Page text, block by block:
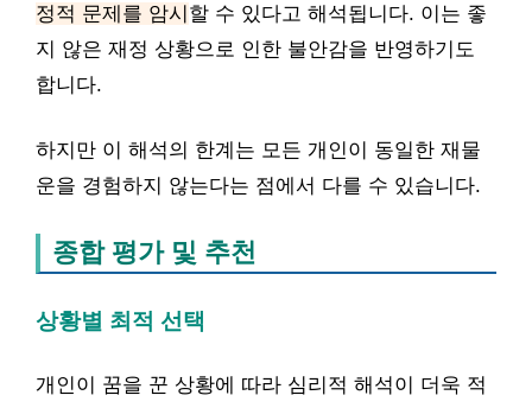
정적 문제를 암시 할 수 있다고 해석됩니다. 이는 좋
지 않은 재정 상황으로 인한 불안감을 반영하기도
합니다.
하지만 이 해석의 한계는 모든 개인이 동일한 재물
운을 경험하지 않는다는 점에서 다를 수 있습니다.
종합 평가 및 추천
상황별 최적 선택
개인이 꿈을 꾼 상황에 따라 심리적 해석이 더욱 적